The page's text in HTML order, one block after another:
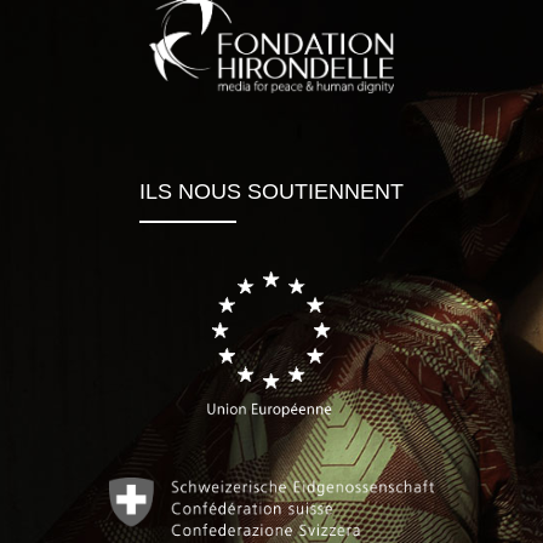
ILS NOUS SOUTIENNENT